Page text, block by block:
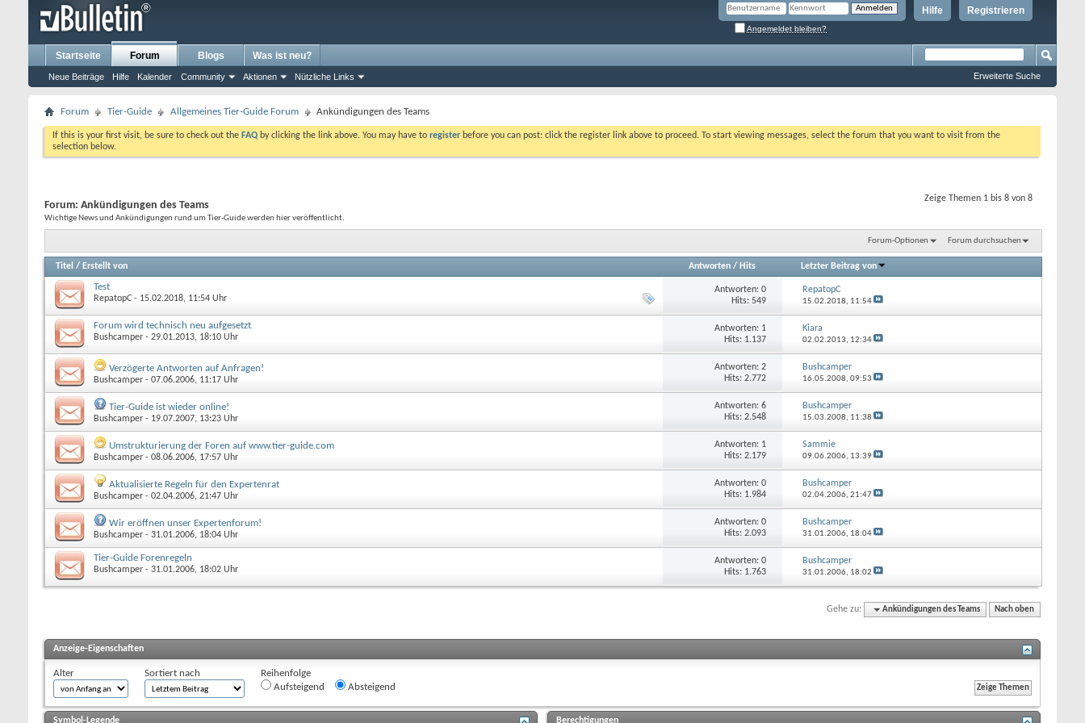
Registrieren
Hilfe
Angemeldet bleiben?
Startseite Forum
Neue Beiträge Hilfe Kalender Community Aktionen Nützliche Links
Blogs Was ist neu?
Erweiterte Suche
Forum Tier-Guide Allgemeines Tier-Guide Forum Ankündigungen des Teams
If this is your first visit, be sure to check out the FAQ by clicking the link above. You may have to register before you can post: click the register link above to proceed. To start viewing messages, select the forum that you want to visit from the
selection below.
Zeige Themen 1 bis 8 von 8
Forum: Ankündigungen des Teams
Wichtige News und Ankündigungen rund um Tier-Guide werden hier veröffentlicht.
Forum-Optionen Forum durchsuchen
Titel / Erstellt von Antworten/ Hits Letzter Beitrag von
Test
RepatopC - 15.02.2018, 11:54 Uhr
Antworten: 0
Hits: 549
RepatopC
15.02.2018, 11:54
Forum wird technisch neu aufgesetzt
Bushcamper - 29.01.2013, 18:10 Uhr
Antworten: 1
Hits: 1.137
Kiara
02.02.2013, 12:34
Verzögerte Antworten auf Anfragen!
Bushcamper - 07.06.2006, 11:17 Uhr
Antworten: 2
Hits: 2.772
Bushcamper
16.05.2008, 09:53
Tier-Guide ist wieder online!
Bushcamper - 19.07.2007, 13:23 Uhr
Antworten: 6
Hits: 2.548
Bushcamper
15.03.2008, 11:38
Umstrukturierung der Foren auf www.tier-guide.com
Bushcamper - 08.06.2006, 17:57 Uhr
Antworten: 1
Hits: 2.179
Sammie
09.06.2006, 13:39
Aktualisierte Regeln für den Expertenrat
Bushcamper - 02.04.2006, 21:47 Uhr
Antworten: 0
Hits: 1.984
Bushcamper
02.04.2006, 21:47
Wir eröffnen unser Expertenforum!
Bushcamper - 31.01.2006, 18:04 Uhr
Antworten: 0
Hits: 2.093
Bushcamper
31.01.2006, 18:04
Tier-Guide Forenregeln
Bushcamper - 31.01.2006, 18:02 Uhr
Antworten: 0
Hits: 1.763
Bushcamper
31.01.2006, 18:02
Gehe zu: Ankündigungen des Teams Nach oben
Anzeige-Eigenschaften
Alter Sortiert nach
Reihenfolge
Aufsteigend
Absteigend
Symbol-Legende Berechtigungen